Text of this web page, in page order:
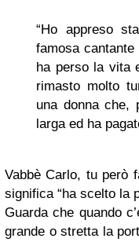
“Ho appreso
famosa
ha perso la vita
rimasto molto
una donna che,
larga ed ha
Vabbè Carlo, tu però
significa “ha scelto la
Guarda che quando
grande o stretta la